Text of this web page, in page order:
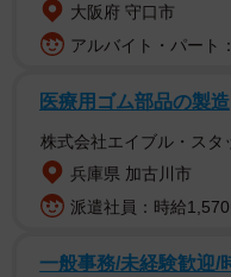
大阪府 守口市
アルバイト・パート
医療用ゴム部品の製造
株式会社エイブル・スタ
兵庫県 加古川市
派遣社員：時給
一般事務/未経験歓迎/